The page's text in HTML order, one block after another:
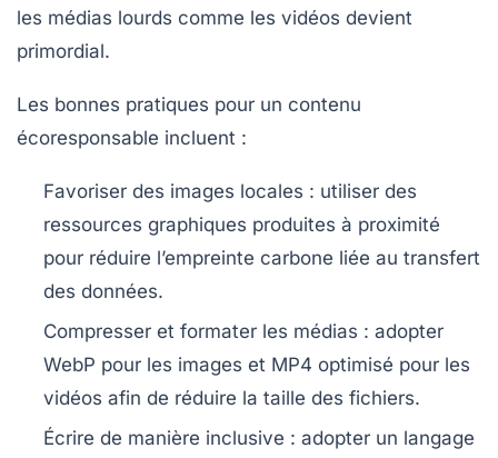
les médias lourds comme les vidéos devient
primordial.
Les bonnes pratiques pour un contenu
écoresponsable incluent :
Favoriser des images locales : utiliser des
ressources graphiques produites à proximité
pour réduire l’empreinte carbone liée au transfert
des données.
Compresser et formater les médias : adopter
WebP pour les images et MP4 optimisé pour les
vidéos afin de réduire la taille des fichiers.
Écrire de manière inclusive : adopter un langage